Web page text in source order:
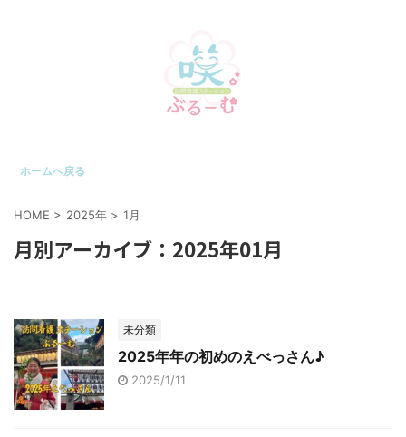
ホームへ戻る
HOME > 2025年 > 1月
月別アーカイブ：2025年01月
未分類
2025年年の初めのえべっさん♪
2025/1/11